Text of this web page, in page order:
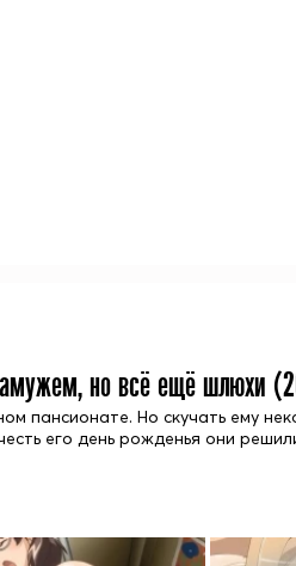
но всё ещё шлюхи (
пансионате. Но скучать ему
его день рожденья они